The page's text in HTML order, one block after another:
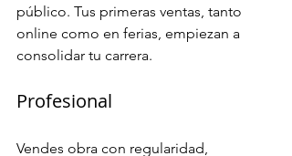
público. Tus primeras ventas, tanto
online como en ferias, empiezan a
consolidar tu carrera.
Profesional
Vendes obra con regularidad,